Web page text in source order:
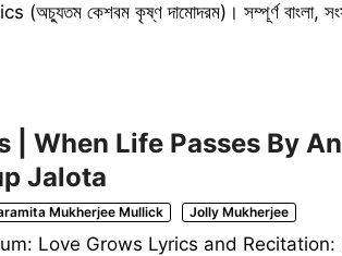
কেশবম কৃষ্ণ দামোদরম)। সম্পূর্ণ বাংলা,
| When Life Passes By
Jalota
Mukherjee Mullick Jolly Mukherjee
Love Grows Lyrics and Recitation: